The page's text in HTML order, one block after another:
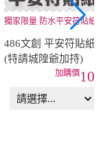
獨家限量 防水平安符貼紙
486文創 平安符貼紙
(特請城隍爺加持)